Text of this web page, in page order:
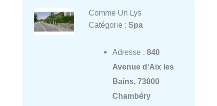
Comme Un Lys
Catégorie : Spa
Adresse : 840
Avenue d'Aix les
Bains, 73000
Chambéry